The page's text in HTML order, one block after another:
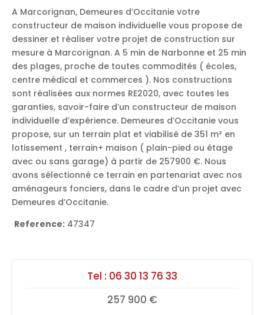
A Marcorignan, Demeures d’Occitanie votre
constructeur de maison individuelle vous propose de
dessiner et réaliser votre projet de construction sur
mesure à Marcorignan. A 5 min de Narbonne et 25 min
des plages, proche de toutes commodités ( écoles,
centre médical et commerces ). Nos constructions
sont réalisées aux normes RE2020, avec toutes les
garanties, savoir-faire d’un constructeur de maison
individuelle d’expérience. Demeures d’Occitanie vous
propose, sur un terrain plat et viabilisé de 351 m² en
lotissement , terrain+ maison ( plain-pied ou étage
avec ou sans garage) à partir de 257900 €. Nous
avons sélectionné ce terrain en partenariat avec nos
aménageurs fonciers, dans le cadre d’un projet avec
Demeures d’Occitanie.
Reference: 47347
Tel : 06 30 13 76 33
257 900 €